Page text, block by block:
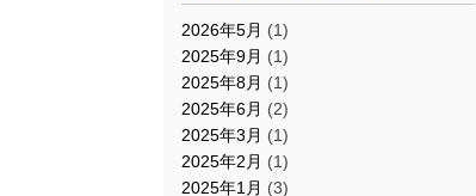
2026年5月 (1)
2025年9月 (1)
2025年8月 (1)
2025年6月 (2)
2025年3月 (1)
2025年2月 (1)
2025年1月 (3)